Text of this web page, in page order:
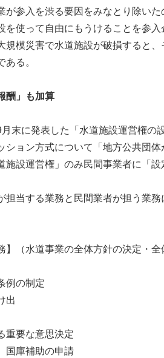
参入を渋る要因をみなとり除い
を使って自由にもうけることを参
規模災害で水道施設が破損すると、
る。
酬」も加算
末に発表した「水道施設運営権の
ション方式について「地方公共団
施設運営権」のみ民間事業者に「設
当する業務と民間業者が担う業務
】（水道事業の全体方針の決定・全
例の制定
出
重要な意思決定
国庫補助の申請